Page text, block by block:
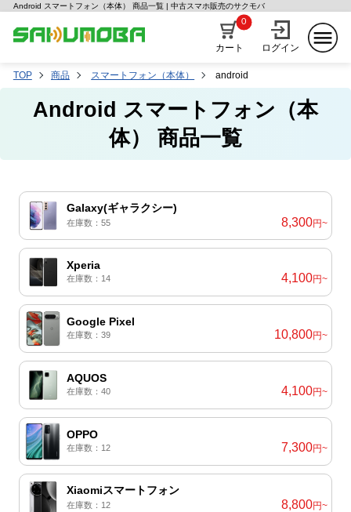
Android スマートフォン（本体） 商品一覧 | 中古スマホ販売のサクモバ
カート
0
ログイン
TOP 商品 スマートフォン（本体） android
Android スマートフォン（本
体） 商品一覧
Galaxy(ギャラクシー)
在庫数：55 8,300円~
Xperia
在庫数：14 4,100円~
Google Pixel
在庫数：39 10,800円~
AQUOS
在庫数：40 4,100円~
OPPO
在庫数：12 7,300円~
Xiaomiスマートフォン
在庫数：12 8,800円~